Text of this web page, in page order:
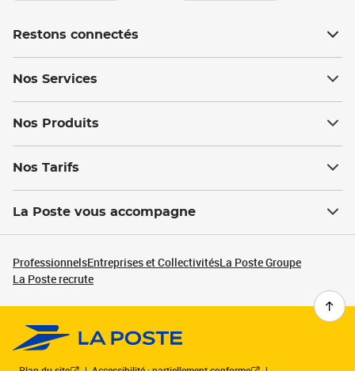
Restons connectés
Nos Services
Nos Produits
Nos Tarifs
La Poste vous accompagne
ProfessionnelsEntreprises et CollectivitésLa Poste Groupe
La Poste recrute